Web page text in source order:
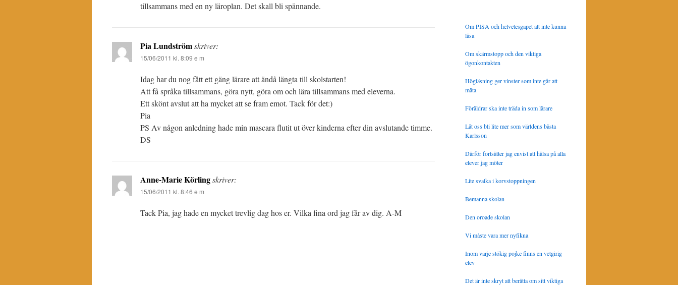
tillsammans med en ny läroplan. Det skall bli spännande.
Pia Lundströmskriver:
15/06/2011 kl. 8:09 e m
Idag har du nog fått ett gäng lärare att ändå längta till skolstarten!
Att få språka tillsammans, göra nytt, göra om och lära tillsammans med eleverna.
Ett skönt avslut att ha mycket att se fram emot. Tack för det:)
Pia
PS Av någon anledning hade min mascara flutit ut över kinderna efter din avslutande timme.
DS
Anne-Marie Körlingskriver:
15/06/2011 kl. 8:46 e m
Tack Pia, jag hade en mycket trevlig dag hos er. Vilka fina ord jag får av dig. A-M
Om PISA och helvetesgapet att inte kunna
läsa
Om skärmstopp och den viktiga
ögonkontakten
Högläsning ger vinster som inte går att
mäta
Föräldrar ska inte träda in som lärare
Låt oss bli lite mer som världens bästa
Karlsson
Därför fortsätter jag envist att hälsa på alla
elever jag möter
Lite svalka i korvstoppningen
Bemanna skolan
Den oroade skolan
Vi måste vara mer nyfikna
Inom varje stökig pojke finns en vetgirig
elev
Det är inte skryt att berätta om sitt viktiga